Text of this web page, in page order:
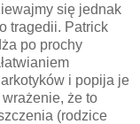
się jednak
tragedii. Patrick
po prochy
i popija je
że to
(rodzice